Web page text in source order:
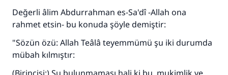
Değerli âlim Abdurrahman es-Sa'dî -Allah ona
rahmet etsin- bu konuda şöyle demiştir:
"Sözün özü: Allah Teâlâ teyemmümü şu iki durumda
mübah kılmıştır: